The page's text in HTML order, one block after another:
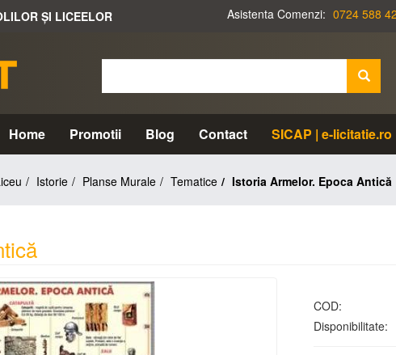
ȘI LICEELOR Asistenta Comenzi: 0724 588
Home Promotii Blog Contact SICAP | e-licitatie.ro
Istorie Planse Murale Tematice Istoria Armelor. Epoca Antică
COD:
Disponibilitate: